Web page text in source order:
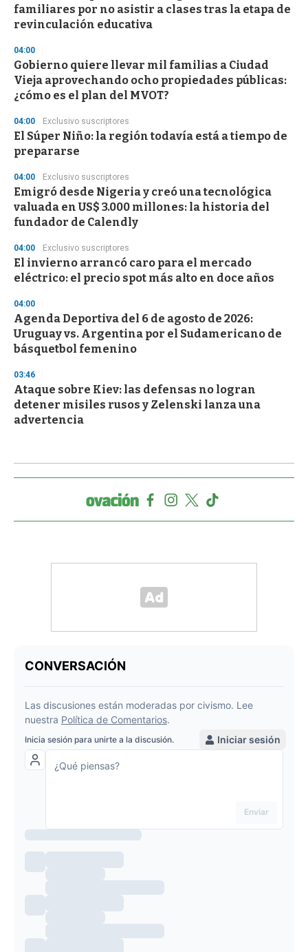
o
n
s
familiares por no asistir a clases tras la etapa de
revinculación educativa
04:00
Gobierno quiere llevar mil familias a Ciudad
Vieja aprovechando ocho propiedades públicas:
¿cómo es el plan del MVOT?
04:00 Exclusivo suscriptores
El Súper Niño: la región todavía está a tiempo de
prepararse
04:00 Exclusivo suscriptores
Emigró desde Nigeria y creó una tecnológica
valuada en US$ 3.000 millones: la historia del
fundador de Calendly
04:00 Exclusivo suscriptores
El invierno arrancó caro para el mercado
eléctrico: el precio spot más alto en doce años
04:00
Agenda Deportiva del 6 de agosto de 2026:
Uruguay vs. Argentina por el Sudamericano de
básquetbol femenino
03:46
Ataque sobre Kiev: las defensas no logran
detener misiles rusos y Zelenski lanza una
advertencia